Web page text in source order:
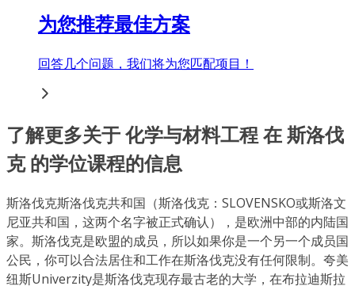
为您推荐最佳方案
回答几个问题，我们将为您匹配项目！
了解更多关于 化学与材料工程 在 斯洛伐
克 的学位课程的信息
斯洛伐克斯洛伐克共和国（斯洛伐克：SLOVENSKO或斯洛文
尼亚共和国，这两个名字被正式确认），是欧洲中部的内陆国
家。斯洛伐克是欧盟的成员，所以如果你是一个另一个成​​员国
公民，你可以合法居住和工作在斯洛伐克没有任何限制。夸美
纽斯Univerzity是斯洛伐克现存最古老的大学，在布拉迪斯拉